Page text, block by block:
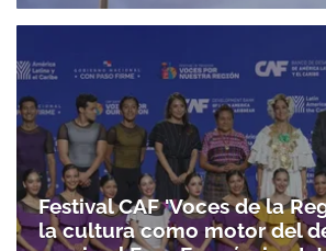
Festival CAF 'Voces de la
la cultura como motor del